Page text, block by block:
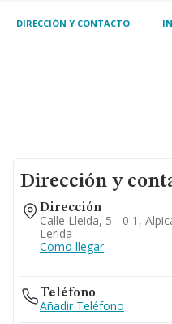
DIRECCIÓN Y CONTACTO
Dirección y
Dirección
Calle Lleida, 5 - 0 1,
Lerida
Como llegar
Teléfono
Añadir Teléfono